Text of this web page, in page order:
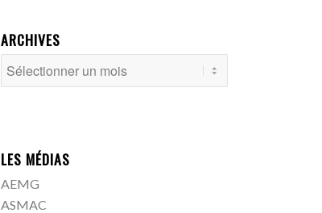
ARCHIVES
LES MÉDIAS
AEMG
ASMAC